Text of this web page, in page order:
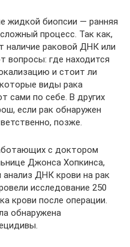
жидкой биопсии — ранняя
процесс. Так как,
наличие раковой ДНК или
вопросы: где находится
и стоит ли
виды рака
сами по себе. В других
если рак обнаружен
позже.
с доктором
Джонса Хопкинса,
ДНК крови на рак
исследование 250
крови после операции.
обнаружена